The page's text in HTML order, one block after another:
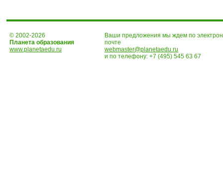
© 2002-2026
Планета образования
www.planetaedu.ru
Ваши предложения мы ждем по
почте
webmaster@planetaedu.ru
и по телефону: +7 (495) 545 63 67